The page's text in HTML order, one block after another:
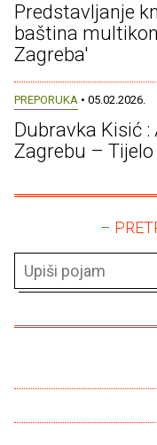
Predstavljanje
baština
Zagreba'
PREPORUKA • 05.02.2026.
Dubravka Kisić
Zagrebu –
–